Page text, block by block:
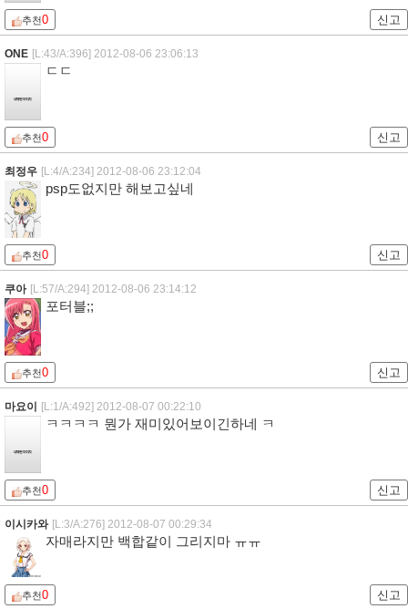
추천0 신고
ONE [L:43/A:396] 2012-08-06 23:06:13
ㄷㄷ
추천0 신고
최정우 [L:4/A:234] 2012-08-06 23:12:04
psp도없지만 해보고싶네
추천0 신고
쿠아 [L:57/A:294] 2012-08-06 23:14:12
포터블;;
추천0 신고
마요이 [L:1/A:492] 2012-08-07 00:22:10
ㅋㅋㅋㅋ 뭔가 재미있어보이긴하네 ㅋ
추천0 신고
이시카와 [L:3/A:276] 2012-08-07 00:29:34
자매라지만 백합같이 그리지마 ㅠㅠ
추천0 신고